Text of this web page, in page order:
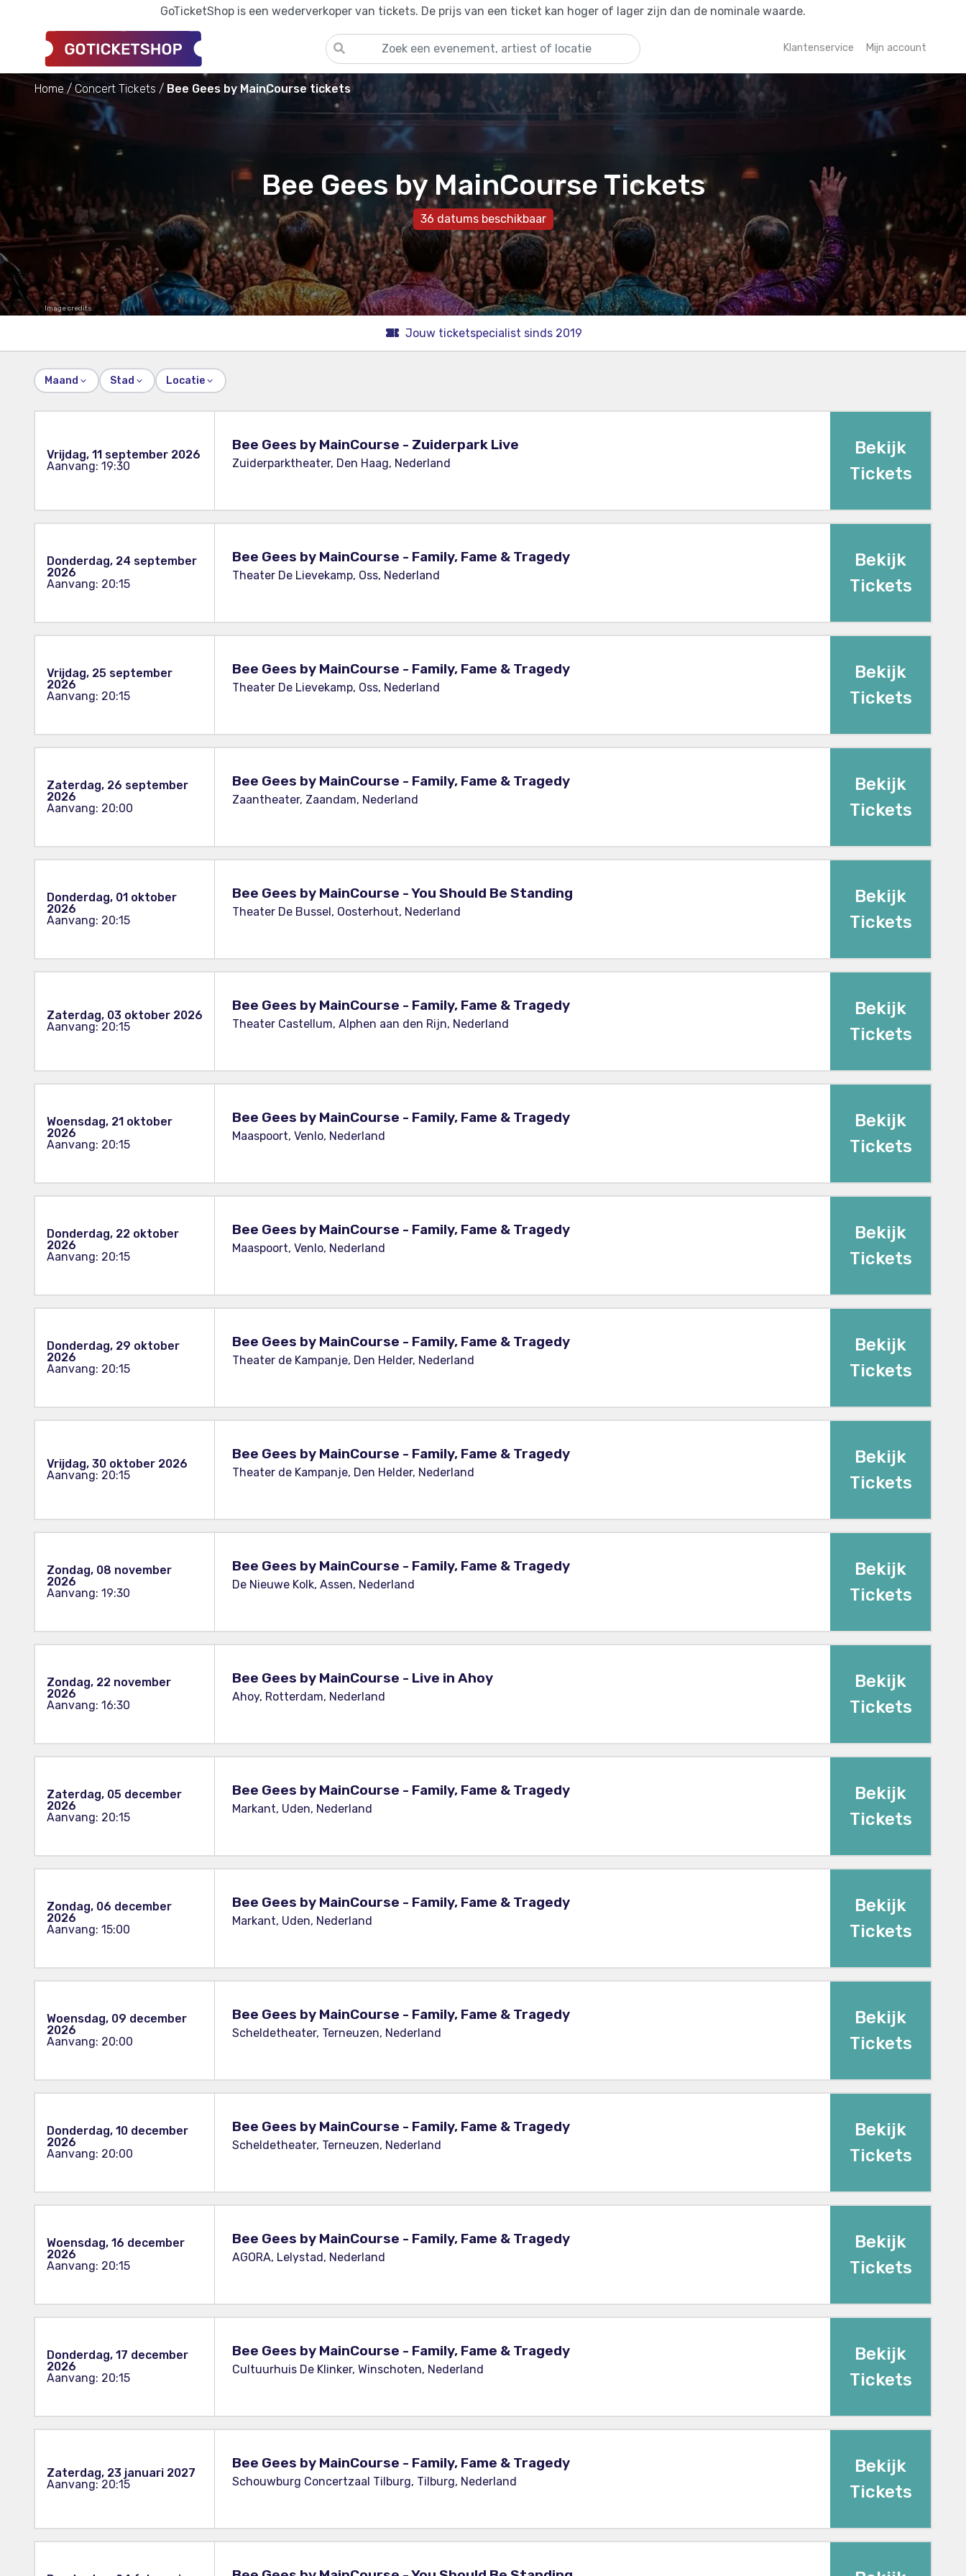
GoTicketShop is een wederverkoper van tickets. De prijs van een ticket kan hoger of lager zijn dan de nominale waarde.
Klantenservice Mijn account
Home Concert Tickets Bee Gees by MainCourse tickets
Bee Gees by MainCourse Tickets
36 datums beschikbaar
Image credits
Jouw ticketspecialist sinds 2019
Maand Stad Locatie
Vrijdag, 11 september 2026
Aanvang: 19:30
Bee Gees by MainCourse - Zuiderpark Live
Zuiderparktheater, Den Haag, Nederland
Bekijk
Tickets
Donderdag, 24 september
2026
Aanvang: 20:15
Bee Gees by MainCourse - Family, Fame & Tragedy
Theater De Lievekamp, Oss, Nederland
Bekijk
Tickets
Vrijdag, 25 september
2026
Aanvang: 20:15
Bee Gees by MainCourse - Family, Fame & Tragedy
Theater De Lievekamp, Oss, Nederland
Bekijk
Tickets
Zaterdag, 26 september
2026
Aanvang: 20:00
Bee Gees by MainCourse - Family, Fame & Tragedy
Zaantheater, Zaandam, Nederland
Bekijk
Tickets
Donderdag, 01 oktober
2026
Aanvang: 20:15
Bee Gees by MainCourse - You Should Be Standing
Theater De Bussel, Oosterhout, Nederland
Bekijk
Tickets
Zaterdag, 03 oktober 2026
Aanvang: 20:15
Bee Gees by MainCourse - Family, Fame & Tragedy
Theater Castellum, Alphen aan den Rijn, Nederland
Bekijk
Tickets
Woensdag, 21 oktober
2026
Aanvang: 20:15
Bee Gees by MainCourse - Family, Fame & Tragedy
Maaspoort, Venlo, Nederland
Bekijk
Tickets
Donderdag, 22 oktober
2026
Aanvang: 20:15
Bee Gees by MainCourse - Family, Fame & Tragedy
Maaspoort, Venlo, Nederland
Bekijk
Tickets
Donderdag, 29 oktober
2026
Aanvang: 20:15
Bee Gees by MainCourse - Family, Fame & Tragedy
Theater de Kampanje, Den Helder, Nederland
Bekijk
Tickets
Vrijdag, 30 oktober 2026
Aanvang: 20:15
Bee Gees by MainCourse - Family, Fame & Tragedy
Theater de Kampanje, Den Helder, Nederland
Bekijk
Tickets
Zondag, 08 november
2026
Aanvang: 19:30
Bee Gees by MainCourse - Family, Fame & Tragedy
De Nieuwe Kolk, Assen, Nederland
Bekijk
Tickets
Zondag, 22 november
2026
Aanvang: 16:30
Bee Gees by MainCourse - Live in Ahoy
Ahoy, Rotterdam, Nederland
Bekijk
Tickets
Zaterdag, 05 december
2026
Aanvang: 20:15
Bee Gees by MainCourse - Family, Fame & Tragedy
Markant, Uden, Nederland
Bekijk
Tickets
Zondag, 06 december
2026
Aanvang: 15:00
Bee Gees by MainCourse - Family, Fame & Tragedy
Markant, Uden, Nederland
Bekijk
Tickets
Woensdag, 09 december
2026
Aanvang: 20:00
Bee Gees by MainCourse - Family, Fame & Tragedy
Scheldetheater, Terneuzen, Nederland
Bekijk
Tickets
Donderdag, 10 december
2026
Aanvang: 20:00
Bee Gees by MainCourse - Family, Fame & Tragedy
Scheldetheater, Terneuzen, Nederland
Bekijk
Tickets
Woensdag, 16 december
2026
Aanvang: 20:15
Bee Gees by MainCourse - Family, Fame & Tragedy
AGORA, Lelystad, Nederland
Bekijk
Tickets
Donderdag, 17 december
2026
Aanvang: 20:15
Bee Gees by MainCourse - Family, Fame & Tragedy
Cultuurhuis De Klinker, Winschoten, Nederland
Bekijk
Tickets
Zaterdag, 23 januari 2027
Aanvang: 20:15
Bee Gees by MainCourse - Family, Fame & Tragedy
Schouwburg Concertzaal Tilburg, Tilburg, Nederland
Bekijk
Tickets